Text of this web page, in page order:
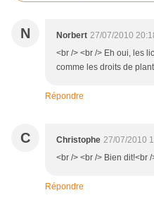
N Norbert 27/07/2010
<br /> <br /> Eh oui, les
comme les droits de
Répondre
C Christophe 27/07/2010
<br /> <br /> Bien dit!<br
Répondre